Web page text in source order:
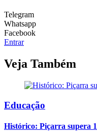
Telegram
Whatsapp
Facebook
Entrar
Veja Também
Educação
Histórico: Piçarra supera